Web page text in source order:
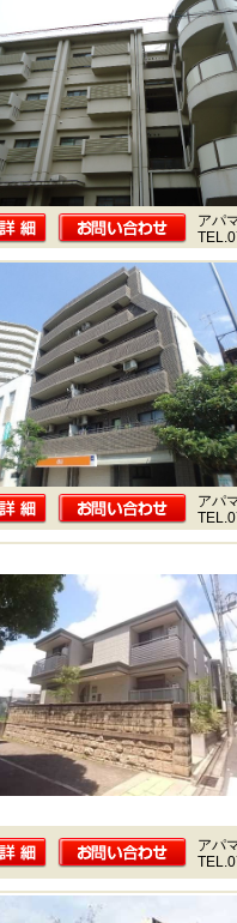
アパ
アパ
アパ